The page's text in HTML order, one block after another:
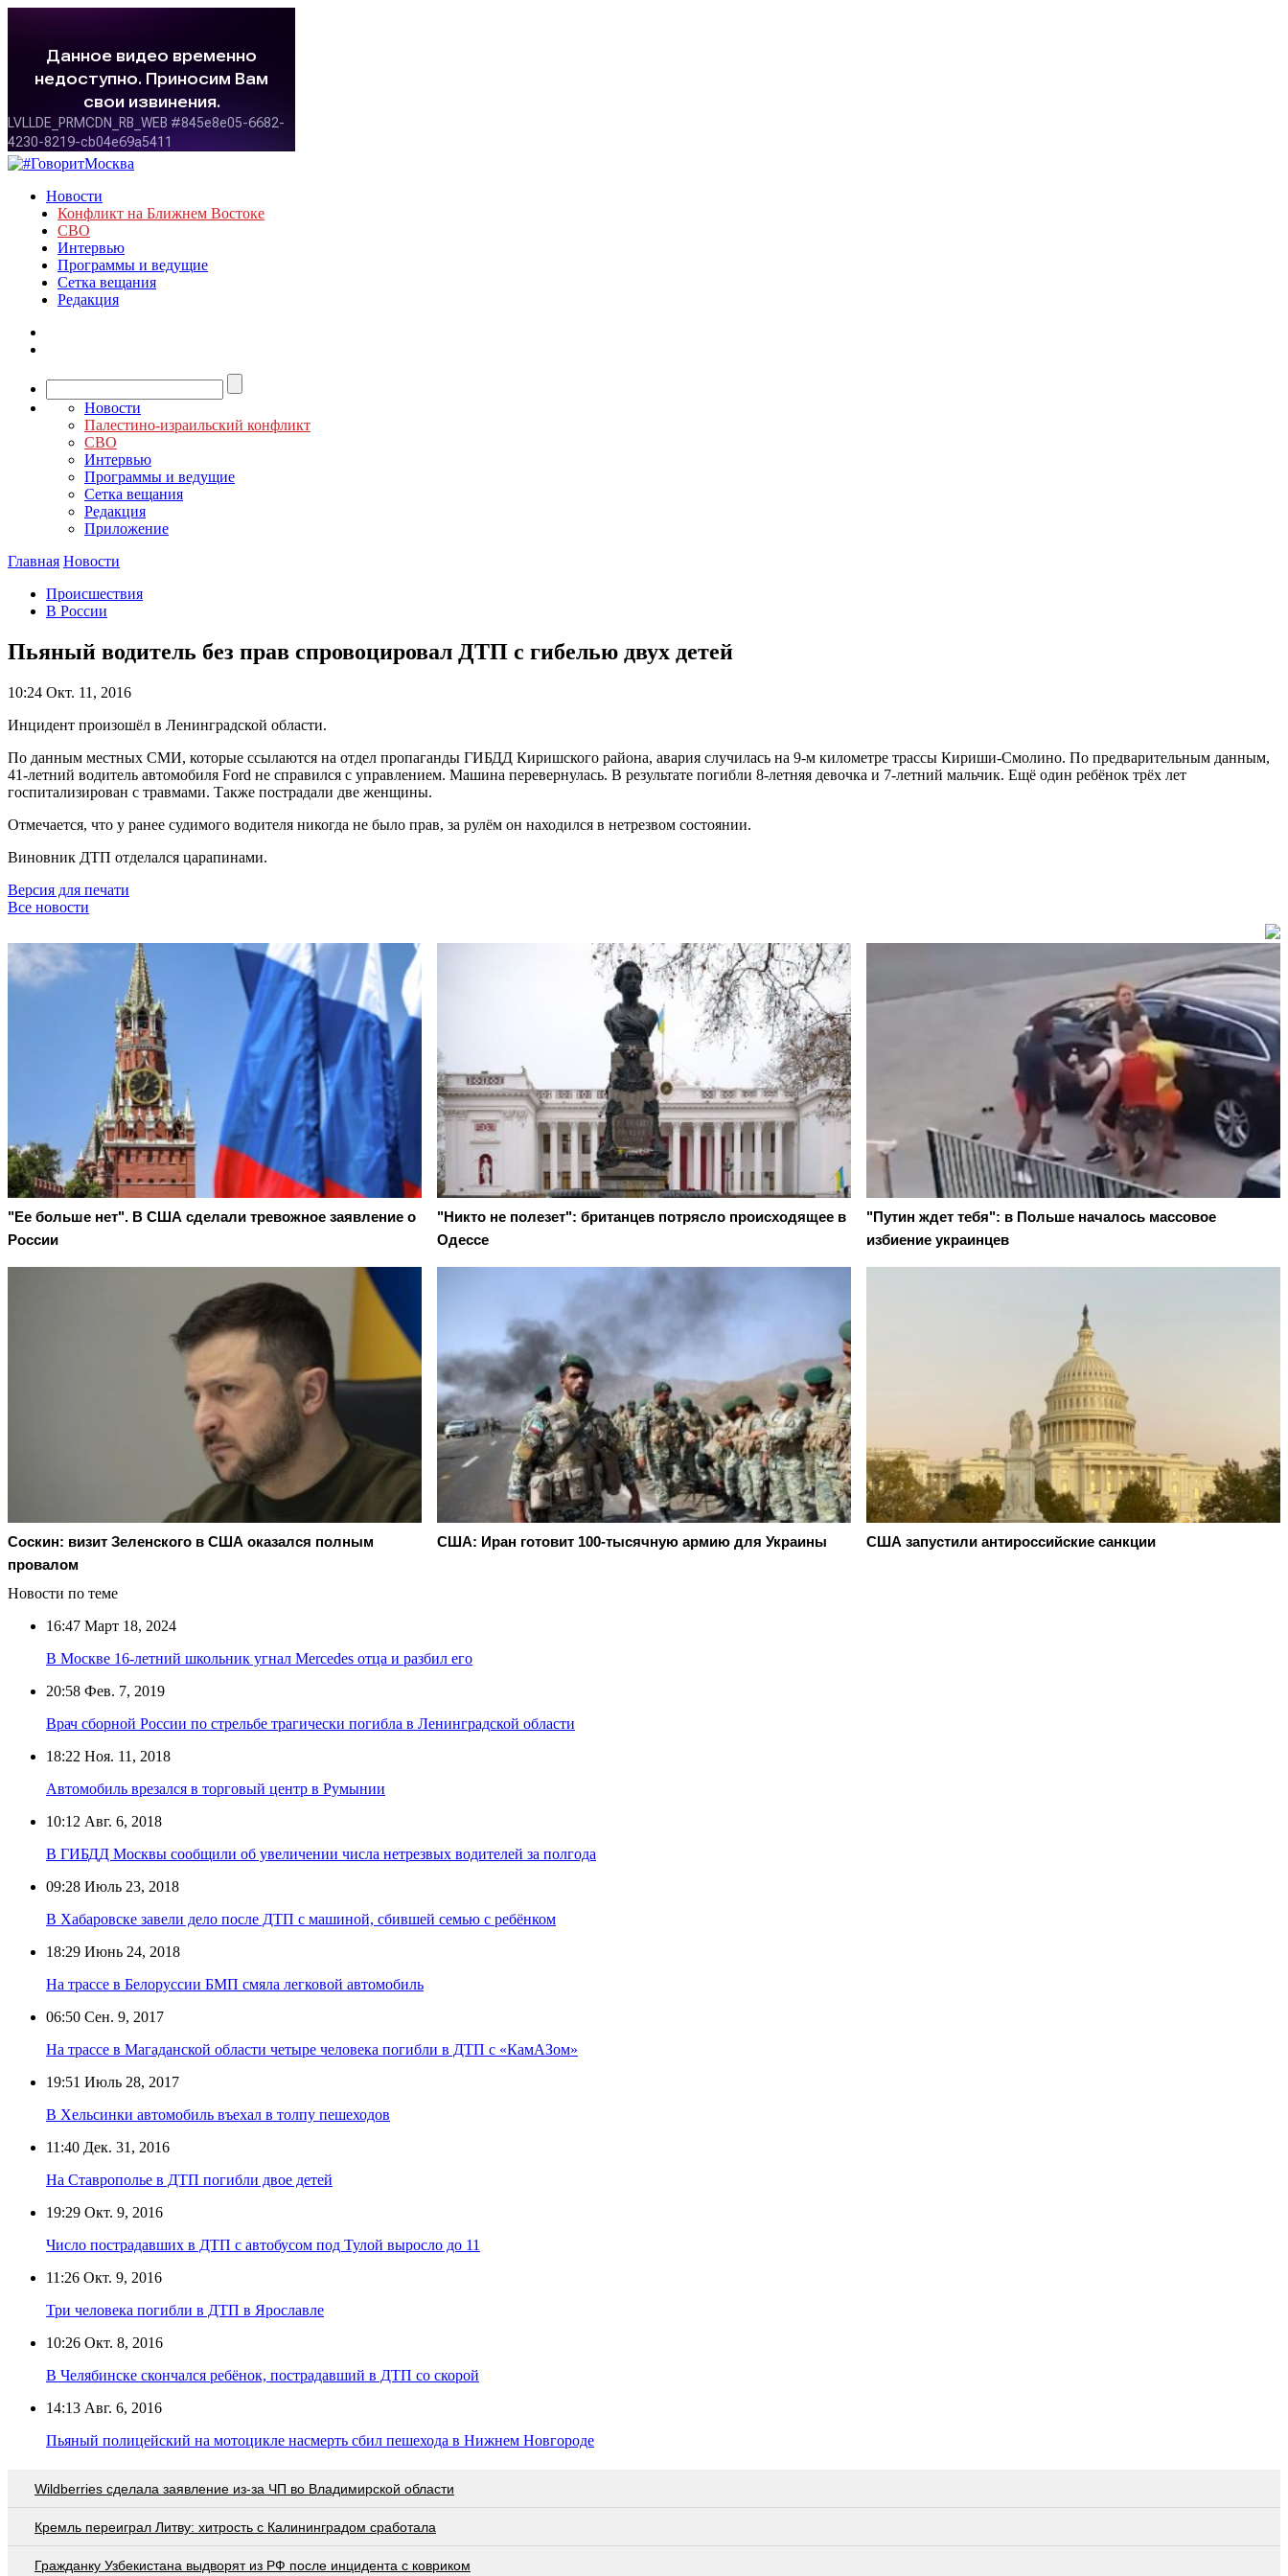
Новости
Конфликт на Ближнем Востоке
СВО
Интервью
Программы и ведущие
Сетка вещания
Редакция
Новости
Палестино-израильский конфликт
СВО
Интервью
Программы и ведущие
Сетка вещания
Редакция
Приложение
Главная Новости
Происшествия
В России
Пьяный водитель без прав спровоцировал ДТП с гибелью двух детей
10:24 Окт. 11, 2016
Инцидент произошёл в Ленинградской области.
По данным местных СМИ, которые ссылаются на отдел пропаганды ГИБДД Киришского района, авария случилась на 9-м километре трассы Кириши-Смолино. По предварительным данным,
41-летний водитель автомобиля Ford не справился с управлением. Машина перевернулась. В результате погибли 8-летняя девочка и 7-летний мальчик. Ещё один ребёнок трёх лет
госпитализирован с травмами. Также пострадали две женщины.
Отмечается, что у ранее судимого водителя никогда не было прав, за рулём он находился в нетрезвом состоянии.
Виновник ДТП отделался царапинами.
Версия для печати
Все новости
"Ее больше нет". В США сделали тревожное заявление о
России
"Никто не полезет": британцев потрясло происходящее в
Одессе
"Путин ждет тебя": в Польше началось массовое
избиение украинцев
Соскин: визит Зеленского в США оказался полным
провалом
США: Иран готовит 100-тысячную армию для Украины США запустили антироссийские санкции
Новости по теме
16:47 Март 18, 2024
В Москве 16-летний школьник угнал Mercedes отца и разбил его
20:58 Фев. 7, 2019
Врач сборной России по стрельбе трагически погибла в Ленинградской области
18:22 Ноя. 11, 2018
Автомобиль врезался в торговый центр в Румынии
10:12 Авг. 6, 2018
В ГИБДД Москвы сообщили об увеличении числа нетрезвых водителей за полгода
09:28 Июль 23, 2018
В Хабаровске завели дело после ДТП с машиной, сбившей семью с ребёнком
18:29 Июнь 24, 2018
На трассе в Белоруссии БМП смяла легковой автомобиль
06:50 Сен. 9, 2017
На трассе в Магаданской области четыре человека погибли в ДТП с «КамАЗом»
19:51 Июль 28, 2017
В Хельсинки автомобиль въехал в толпу пешеходов
11:40 Дек. 31, 2016
На Ставрополье в ДТП погибли двое детей
19:29 Окт. 9, 2016
Число пострадавших в ДТП с автобусом под Тулой выросло до 11
11:26 Окт. 9, 2016
Три человека погибли в ДТП в Ярославле
10:26 Окт. 8, 2016
В Челябинске скончался ребёнок, пострадавший в ДТП со скорой
14:13 Авг. 6, 2016
Пьяный полицейский на мотоцикле насмерть сбил пешехода в Нижнем Новгороде
Wildberries cделала заявление из-за ЧП во Владимирской области
Кремль переиграл Литву: хитрость с Калининградом сработала
Гражданку Узбекистана выдворят из РФ после инцидента с ковриком